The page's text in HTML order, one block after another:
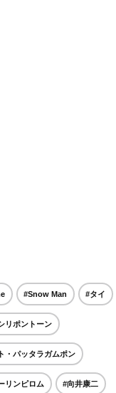
#Snow Man #タイ
リポントーン
・パッタラガムポン
リンピロム #向井康二